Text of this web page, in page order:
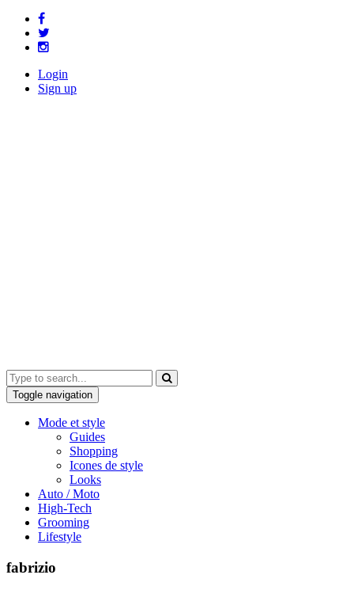
Login
Sign up
Toggle navigation
Mode et style
Guides
Shopping
Icones de style
Looks
Auto / Moto
High-Tech
Grooming
Lifestyle
fabrizio